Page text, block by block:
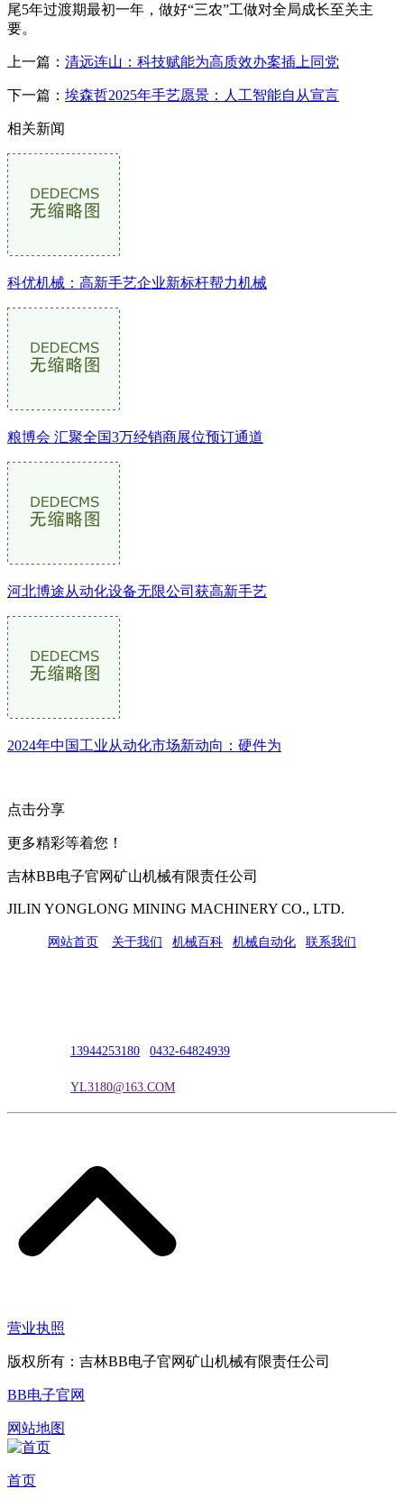
尾5年过渡期最初一年，做好“三农”工做对全局成长至关主
要。
上一篇： 清远连山：科技赋能为高质效办案插上同党
下一篇： 埃森哲2025年手艺愿景：人工智能自从宣言
相关新闻
科优机械：高新手艺企业新标杆帮力机械
粮博会 汇聚全国3万经销商展位预订通道
河北博途从动化设备无限公司获高新手艺
2024年中国工业从动化市场新动向：硬件为
点击分享
更多精彩等着您！
吉林BB电子官网矿山机械有限责任公司
JILIN YONGLONG MINING MACHINERY CO., LTD.
网站首页 关于我们 机械百科 机械自动化 联系我们
13944253180 0432-64824939
YL3180@163.COM
营业执照
版权所有：吉林BB电子官网矿山机械有限责任公司
BB电子官网
网站地图
首页